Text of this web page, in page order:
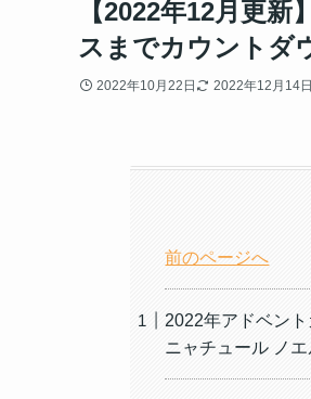
【2022年12月更
スまでカウントダ
2022年10月22日 2022年12月14日
前のページへ
2022年アドベン
ニャチュール ノエ